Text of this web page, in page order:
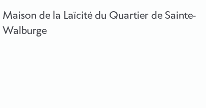
Maison de la Laïcité du Quartier de Sainte-
Walburge